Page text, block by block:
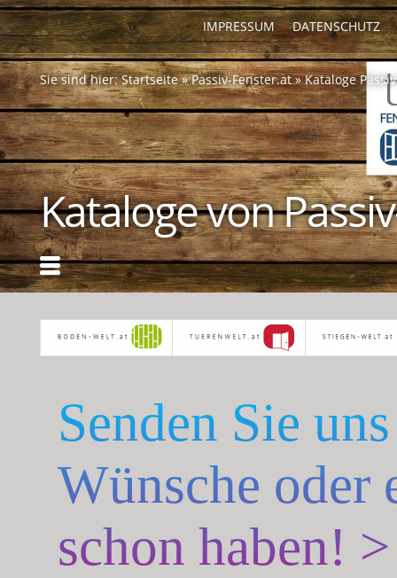
Sie sind hier:Startseite»Passiv-Fenster.at»Kataloge
DATENSCHUTZ
IMPRESSUM
Kataloge von
Senden Sie
Wünsche oder
schon haben!